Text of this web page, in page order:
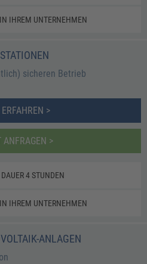
IHREM UNTERNEHMEN
sicheren Betrieb
>
ANFRAGEN >
4 STUNDEN
IHREM UNTERNEHMEN
ANLAGEN